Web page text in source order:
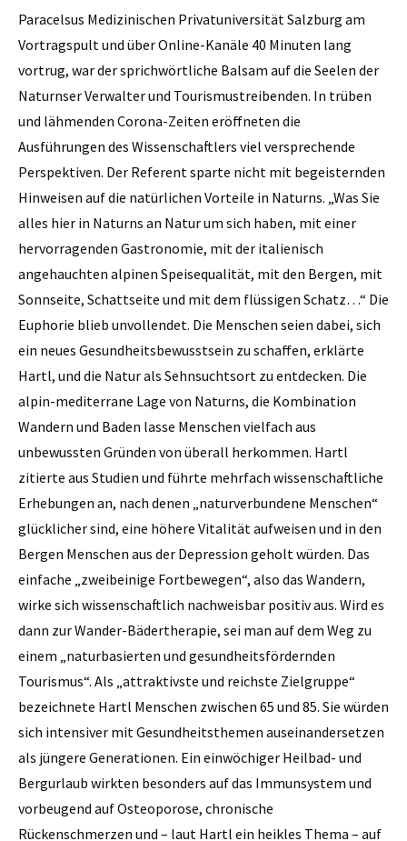
Paracelsus Medizinischen Privatuniversität Salzburg am
Vortragspult und über Online-Kanäle 40 Minuten lang
vortrug, war der sprichwörtliche Balsam auf die Seelen der
Naturnser Verwalter und Tourismustreibenden. In trüben
und lähmenden Corona-Zeiten eröffneten die
Ausführungen des Wissenschaftlers viel versprechende
Perspektiven. Der Referent sparte nicht mit begeisternden
Hinweisen auf die natürlichen Vorteile in Naturns. „Was Sie
alles hier in Naturns an Natur um sich haben, mit einer
hervorragenden Gastronomie, mit der italienisch
angehauchten alpinen Speisequalität, mit den Bergen, mit
Sonnseite, Schattseite und mit dem flüssigen Schatz…“ Die
Euphorie blieb unvollendet. Die Menschen seien dabei, sich
ein neues Gesundheitsbewusstsein zu schaffen, erklärte
Hartl, und die Natur als Sehnsuchtsort zu entdecken. Die
alpin-mediterrane Lage von Naturns, die Kombination
Wandern und Baden lasse Menschen vielfach aus
unbewussten Gründen von überall herkommen. Hartl
zitierte aus Studien und führte mehrfach wissenschaftliche
Erhebungen an, nach denen „naturverbundene Menschen“
glücklicher sind, eine höhere Vitalität aufweisen und in den
Bergen Menschen aus der Depression geholt würden. Das
einfache „zweibeinige Fortbewegen“, also das Wandern,
wirke sich wissenschaftlich nachweisbar positiv aus. Wird es
dann zur Wander-Bädertherapie, sei man auf dem Weg zu
einem „naturbasierten und gesundheitsfördernden
Tourismus“. Als „attraktivste und reichste Zielgruppe“
bezeichnete Hartl Menschen zwischen 65 und 85. Sie würden
sich intensiver mit Gesundheitsthemen auseinandersetzen
als jüngere Generationen. Ein einwöchiger Heilbad- und
Bergurlaub wirkten besonders auf das Immunsystem und
vorbeugend auf Osteoporose, chronische
Rückenschmerzen und – laut Hartl ein heikles Thema – auf